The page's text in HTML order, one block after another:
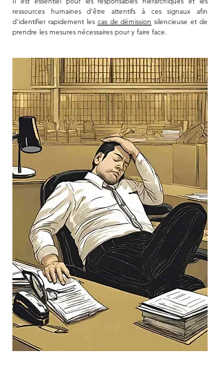
ressources humaines d'être attentifs à ces signaux afin
d'identifier rapidement les cas de démission silencieuse et de
prendre les mesures nécessaires pour y faire face.